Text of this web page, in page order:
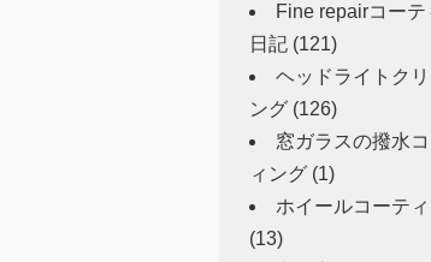
Fine repairコーテ
日記 (121)
ヘッドライトク
ング (126)
窓ガラスの撥水
ィング (1)
ホイールコーテ
(13)